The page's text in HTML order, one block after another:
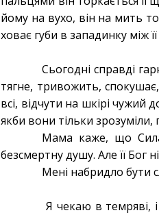
йому на вухо, він на мить
ховає губи в западинку між
Сьогодні справді
тягне, тривожить,
всі, відчути на шкірі чужий
якби вони тільки
Мама каже, що
безсмертну душу. Але її Бог
Мені набридло бути
Я чекаю в темряві,